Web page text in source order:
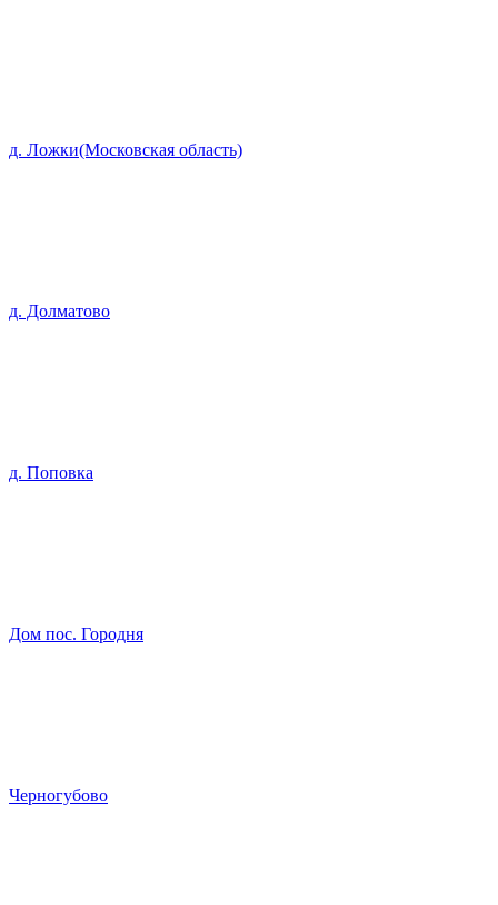
д. Ложки(Московская область)
д. Долматово
д. Поповка
Дом пос. Городня
Черногубово